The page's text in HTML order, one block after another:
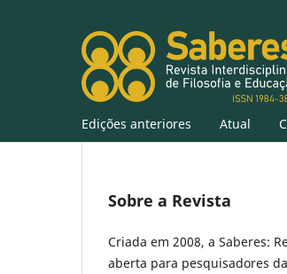
Edições anteriores Atual
Sobre a Revista
Criada em 2008, a Saberes:
aberta para pesquisadores